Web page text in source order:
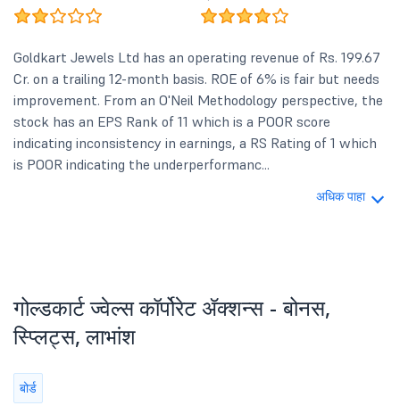
Goldkart Jewels Ltd has an operating revenue of Rs. 199.67
Cr. on a trailing 12-month basis. ROE of 6% is fair but needs
improvement. From an O'Neil Methodology perspective, the
stock has an EPS Rank of 11 which is a POOR score
indicating inconsistency in earnings, a RS Rating of 1 which
is POOR indicating the underperformanc...
अधिक पाहा
गोल्डकार्ट ज्वेल्स कॉर्पोरेट ॲक्शन्स - बोनस,
स्प्लिट्स, लाभांश
बोर्ड